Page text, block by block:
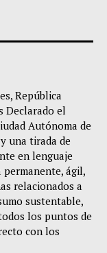
República
Declarado el
Autónoma de
una tirada de
en lenguaje
ágil,
relacionados a
sustentable,
los puntos de
con los